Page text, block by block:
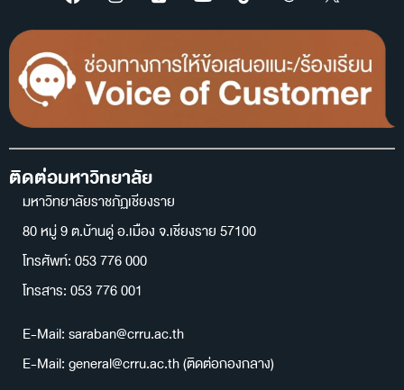
ติดต่อมหาวิทยาลัย
มหาวิทยาลัยราชภัฏเชียงราย
80 หมู่ 9 ต.บ้านดู่ อ.เมือง จ.เชียงราย 57100
โทรศัพท์: 053 776 000
โทรสาร: 053 776 001
E-Mail: saraban@crru.ac.th
E-Mail: general@crru.ac.th (ติดต่อกองกลาง)